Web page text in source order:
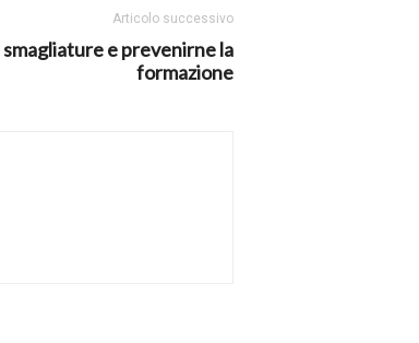
Articolo successivo
e prevenirne la
formazione